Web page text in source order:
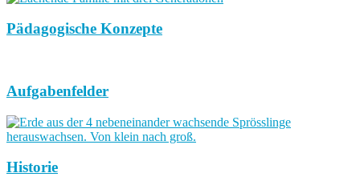
Pädagogische Konzepte
Aufgabenfelder
Historie